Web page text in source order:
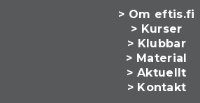
> Om eftis.fi
> Kurser
> Klubbar
> Material
> Aktuellt
> Kontakt